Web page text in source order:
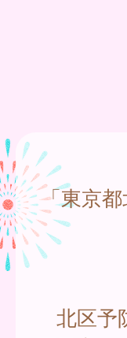
「東京
北区予